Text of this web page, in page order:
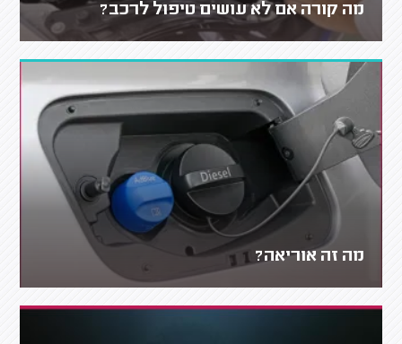
מה קורה אם לא עושים טיפול לרכב?
מה זה אוריאה?